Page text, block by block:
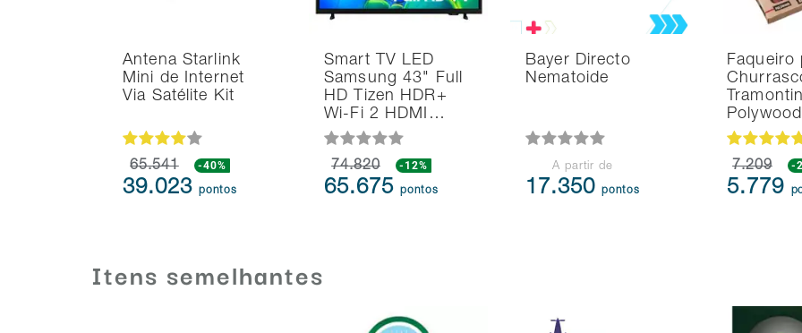
Antena Starlink
Mini de Internet
Via Satélite Kit
65.541 -40%
39.023pontos
Smart TV LED
Samsung 43" Full
HD Tizen HDR+
Wi-Fi 2 HDMI…
74.820 -12%
65.675pontos
Bayer Directo
Nematoide
A partir de
17.350pontos
Faqueiro
7.209 -
5.779
Itens semelhantes